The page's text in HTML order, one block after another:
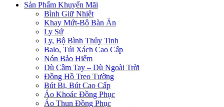
Sản Phẩm Khuyến Mãi
Bình Giữ Nhiệt
Khay Mứt-Bộ Bàn Ăn
Ly Sứ
Ly, Bộ Bình Thủy Tinh
Balo, Túi Xách Cao Cấp
Nón Bảo Hiểm
Dù Cầm Tay – Dù Ngoài Trời
Đồng Hồ Treo Tường
Bút Bi, Bút Cao Cấp
Áo Khoác Đồng Phục
Áo Thun Đồng Phục